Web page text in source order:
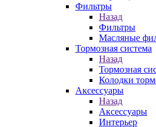
Фильтры
Назад
Фильтры
Масляные
Тормозная система
Назад
Тормозная
Колодки
Аксессуары
Назад
Аксессуары
Интерьер